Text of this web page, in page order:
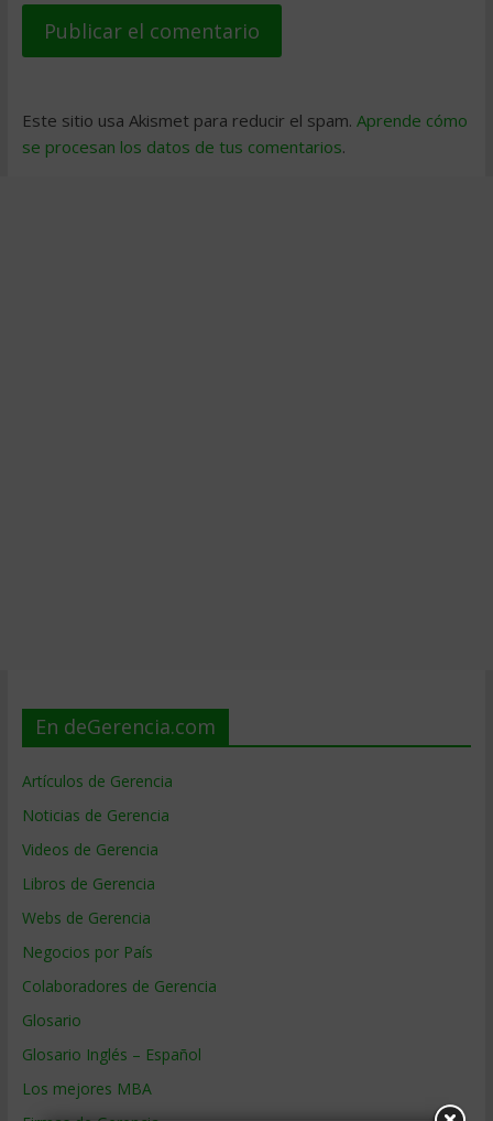
Este sitio usa Akismet para reducir el spam. Aprende cómo
se procesan los datos de tus comentarios.
En deGerencia.com
Artículos de Gerencia
Noticias de Gerencia
Videos de Gerencia
Libros de Gerencia
Webs de Gerencia
Negocios por País
Colaboradores de Gerencia
Glosario
Glosario Inglés – Español
Los mejores MBA